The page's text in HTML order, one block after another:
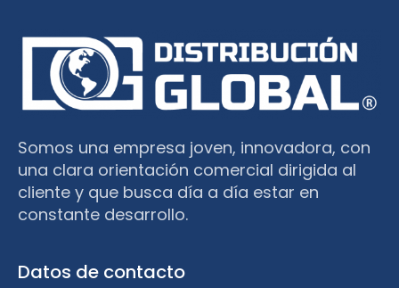
Somos una empresa joven, innovadora, con
una clara orientación comercial dirigida al
cliente y que busca día a día estar en
constante desarrollo.
Datos de contacto